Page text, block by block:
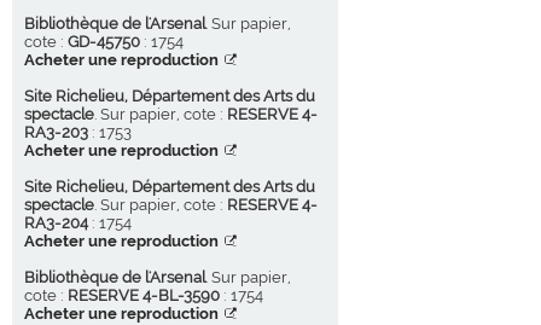
Bibliothèque de l'Arsenal. Sur papier,
cote : GD-45750 : 1754
Acheter une reproduction
Site Richelieu, Département des Arts du
spectacle. Sur papier, cote : RESERVE 4-
RA3-203 : 1753
Acheter une reproduction
Site Richelieu, Département des Arts du
spectacle. Sur papier, cote : RESERVE 4-
RA3-204: 1754
Acheter une reproduction
Bibliothèque de l'Arsenal. Sur papier,
cote : RESERVE 4-BL-3590 : 1754
Acheter une reproduction